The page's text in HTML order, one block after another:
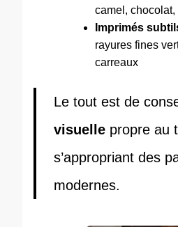
camel,
Imprimés
rayures fines
carreaux
Le tout est de
visuelle propre au
s’appropriant des
modernes.